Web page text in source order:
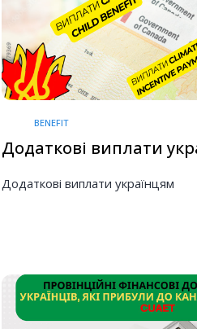
BENEFIT
Додаткові виплати
Додаткові виплати українцям